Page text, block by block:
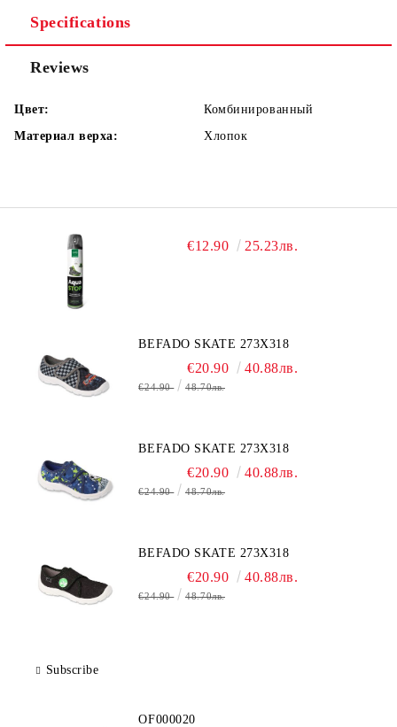
Specifications
Reviews
Цвет:
Комбинированный
Материал верха:
Хлопок
€12.90 25.23лв.
BEFADO SKATE 273X318
€20.90 40.88лв.
€24.90 48.70лв.
BEFADO SKATE 273X318
€20.90 40.88лв.
€24.90 48.70лв.
BEFADO SKATE 273X318
€20.90 40.88лв.
€24.90 48.70лв.
Subscribe
OF000020